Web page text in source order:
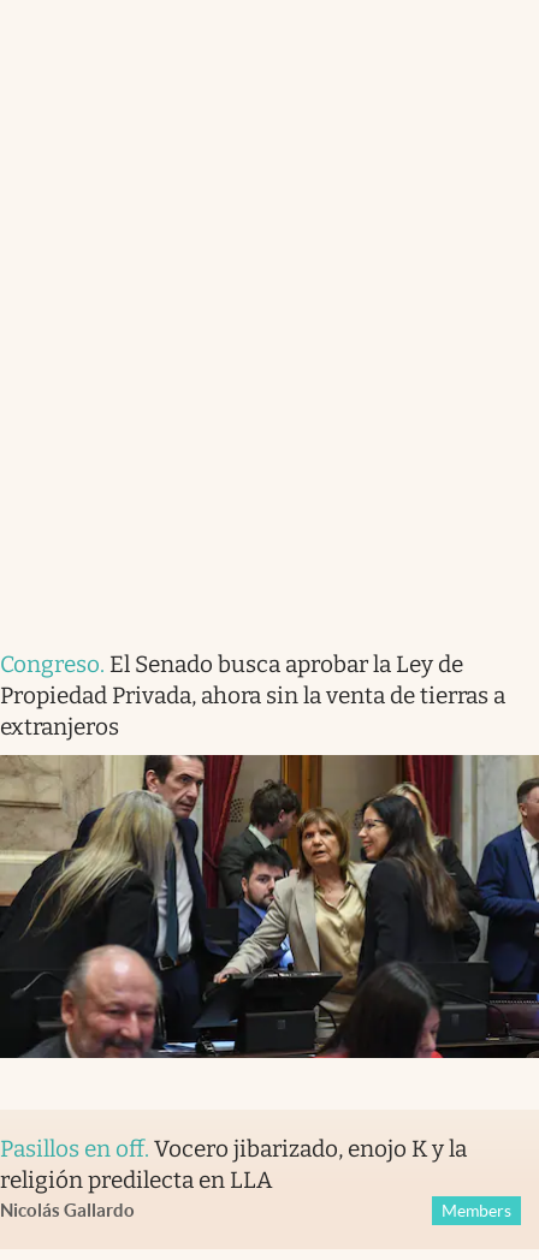
Congreso. El Senado busca aprobar la Ley de
Propiedad Privada, ahora sin la venta de tierras a
extranjeros
Pasillos en off. Vocero jibarizado, enojo K y la
religión predilecta en LLA
Nicolás Gallardo Members